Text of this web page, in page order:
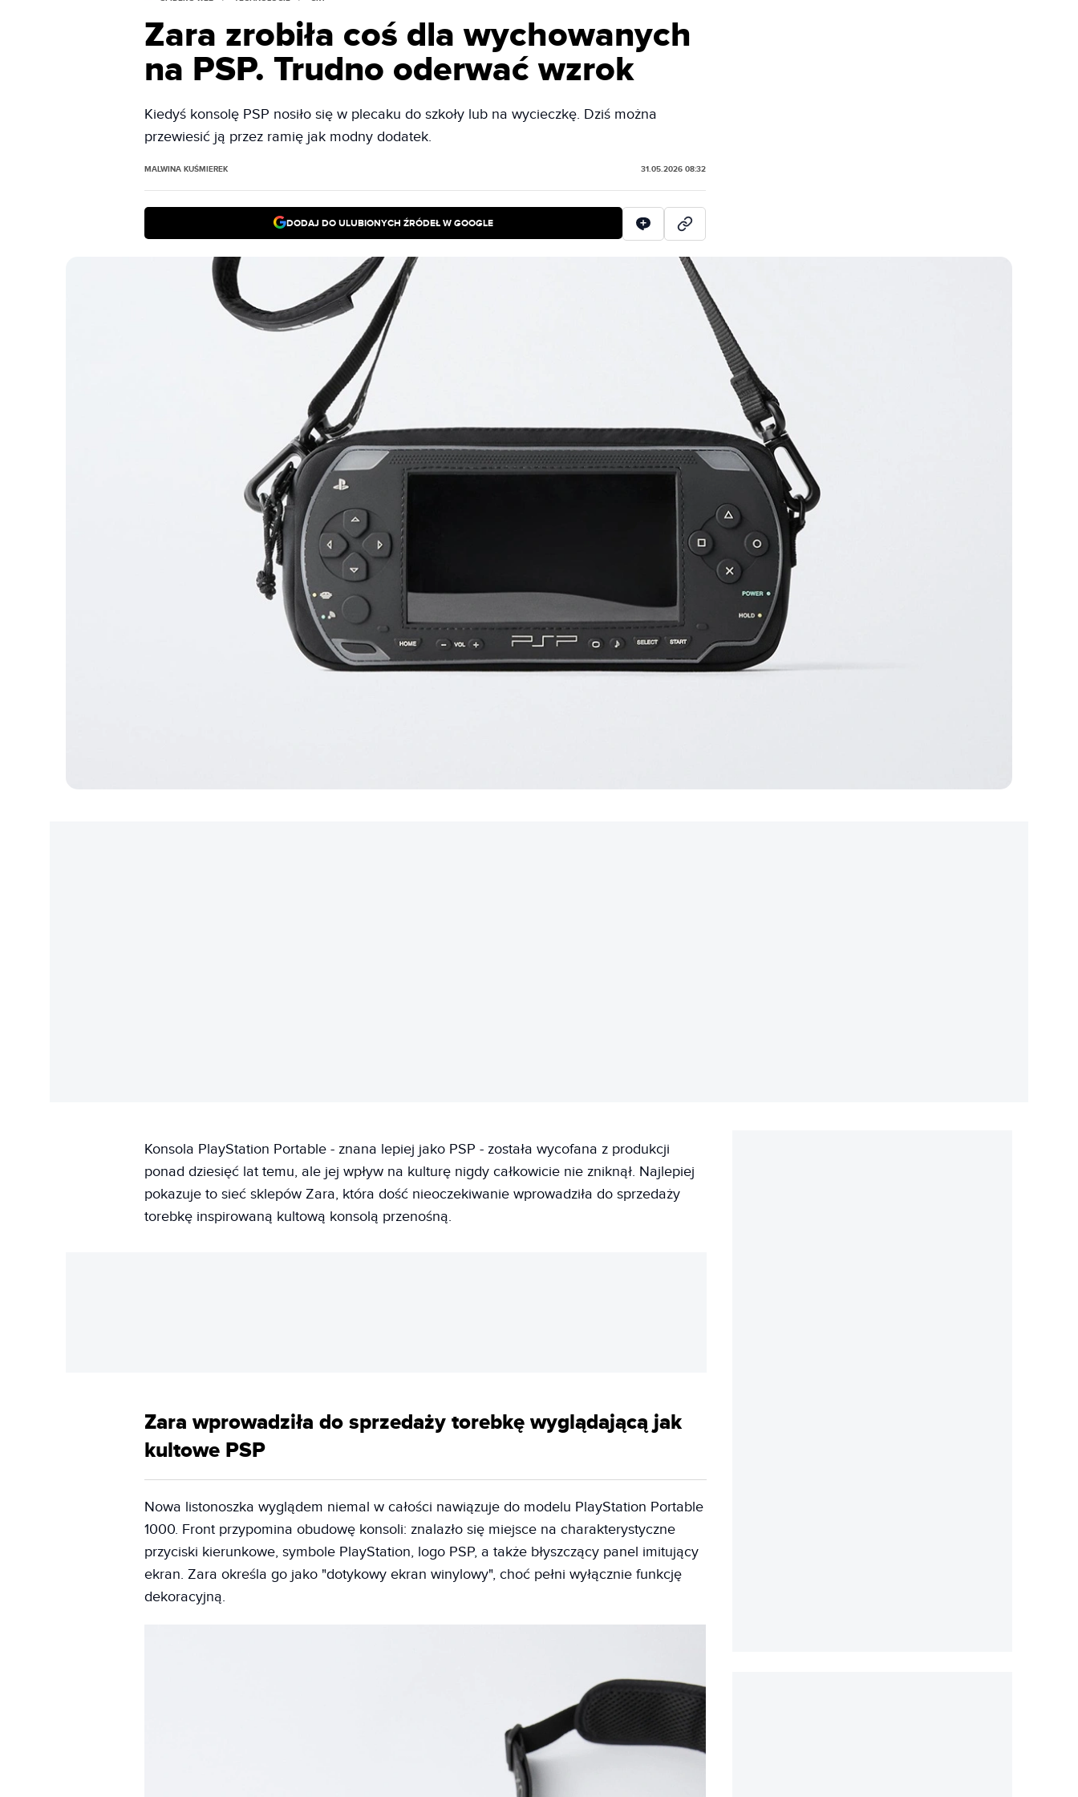
Zara zrobiła coś dla wychowanych
na PSP. Trudno oderwać wzrok
Kiedyś konsolę PSP nosiło się w plecaku do szkoły lub na wycieczkę. Dziś można
przewiesić ją przez ramię jak modny dodatek.
MALWINA KUŚMIEREK 31.05.2026 08:32
DODAJ DO ULUBIONYCH ŹRÓDEŁ W GOOGLE
Konsola PlayStation Portable - znana lepiej jako PSP - została wycofana z produkcji
ponad dziesięć lat temu, ale jej wpływ na kulturę nigdy całkowicie nie zniknął. Najlepiej
pokazuje to sieć sklepów Zara, która dość nieoczekiwanie wprowadziła do sprzedaży
torebkę inspirowaną kultową konsolą przenośną.
Zara wprowadziła do sprzedaży torebkę wyglądającą jak
kultowe PSP
Nowa listonoszka wyglądem niemal w całości nawiązuje do modelu PlayStation Portable
1000. Front przypomina obudowę konsoli: znalazło się miejsce na charakterystyczne
przyciski kierunkowe, symbole PlayStation, logo PSP, a także błyszczący panel imitujący
ekran. Zara określa go jako "dotykowy ekran winylowy", choć pełni wyłącznie funkcję
dekoracyjną.